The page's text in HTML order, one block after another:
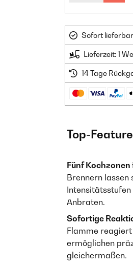
Sofort lieferbar
Lieferzeit: 1
14 Tage
Top-
Fünf
Brennern
Anbraten.
Sofortige
Flamme
ermöglichen
gleichermaßen.